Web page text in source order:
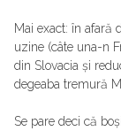
Mai exact: în afară
uzine (câte una-n
din Slovacia și
degeaba tremură
Se pare deci că